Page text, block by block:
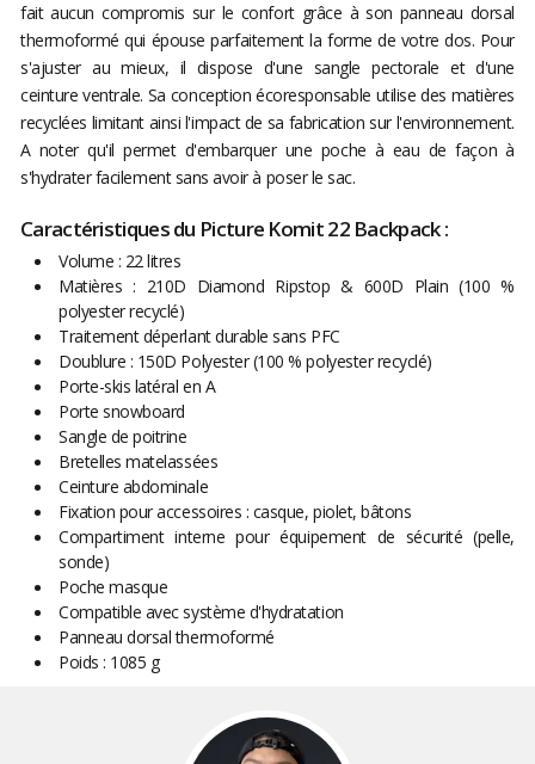
fait aucun compromis sur le confort grâce à son panneau dorsal
thermoformé qui épouse parfaitement la forme de votre dos. Pour
s'ajuster au mieux, il dispose d'une sangle pectorale et d'une
ceinture ventrale. Sa conception écoresponsable utilise des matières
recyclées limitant ainsi l'impact de sa fabrication sur l'environnement.
A noter qu'il permet d'embarquer une poche à eau de façon à
s'hydrater facilement sans avoir à poser le sac.
Caractéristiques du Picture Komit 22 Backpack :
Volume : 22 litres
Matières : 210D Diamond Ripstop & 600D Plain (100 %
polyester recyclé)
Traitement déperlant durable sans PFC
Doublure : 150D Polyester (100 % polyester recyclé)
Porte-skis latéral en A
Porte snowboard
Sangle de poitrine
Bretelles matelassées
Ceinture abdominale
Fixation pour accessoires : casque, piolet, bâtons
Compartiment interne pour équipement de sécurité (pelle,
sonde)
Poche masque
Compatible avec système d'hydratation
Panneau dorsal thermoformé
Poids : 1085 g